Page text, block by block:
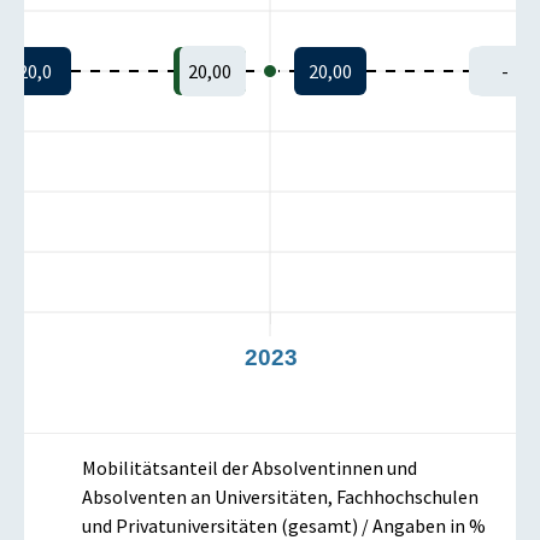
2023
20,0 20,00 20,00 -
Mobilitätsanteil der Absolventinnen und
Absolventen an Universitäten, Fachhochschulen
und Privatuniversitäten (gesamt) / Angaben in %